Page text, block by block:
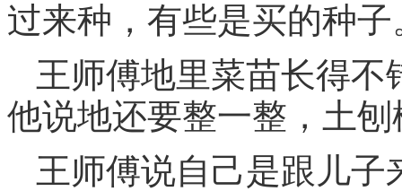
过来种，有些是买的种子
王师傅地里菜苗长得
他说地还要整一整，土
王师傅说自己是跟儿子